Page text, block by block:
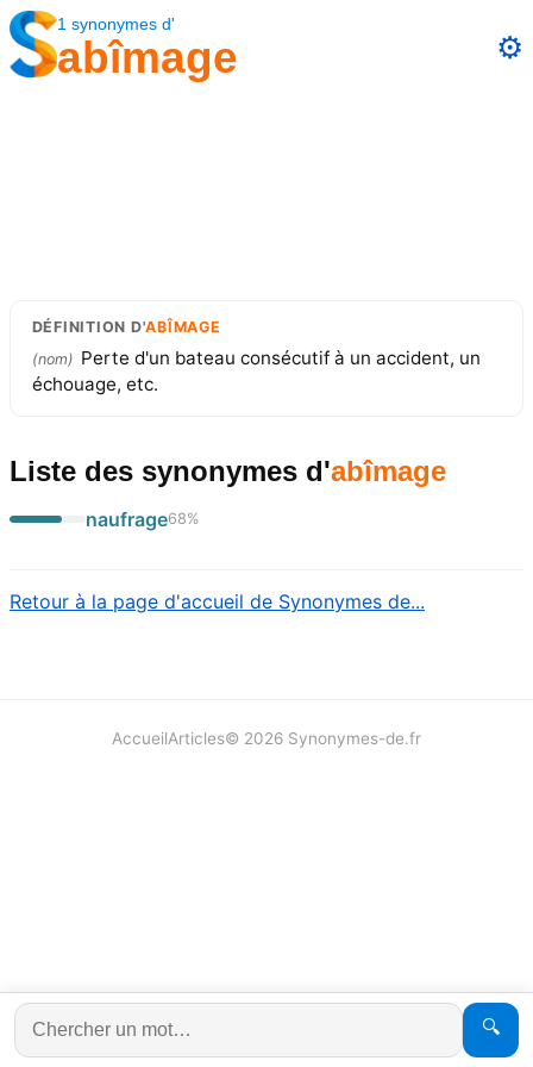
1 synonymes d'
abîmage ⚙️
DÉFINITION D'ABÎMAGE
(nom) Perte d'un bateau consécutif à un accident, un
échouage, etc.
Liste des synonymes d'abîmage
naufrage68%
Retour à la page d'accueil de Synonymes de...
🔍
AccueilArticles© 2026 Synonymes-de.fr